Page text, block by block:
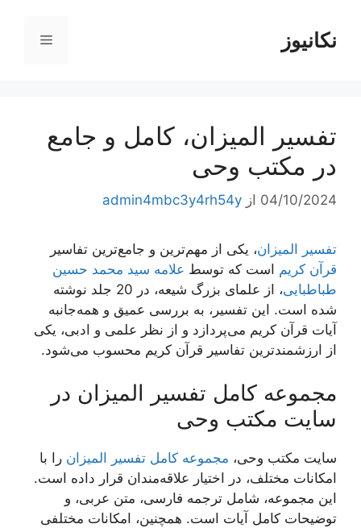
محتوانکانیوز فهرست
تفسیر المیزان، کامل و جامع
در مکتب وحی
04/10/2024 از admin4mbc3y4rh54y
تفسیر المیزان، یکی از مهم‌ترین و جامع‌ترین تفاسیر
قرآن کریم است که توسط علامه سید محمد حسین
طباطبایی
، از علمای بزرگ شیعه، در 20 جلد نوشته
شده است. این تفسیر، به بررسی عمیق و همه‌جانبه
آیات قرآن کریم می‌پردازد و از نظر علمی و ادبی، یکی
از ارزشمندترین تفاسیر قرآن کریم محسوب می‌شود.
مجموعه کامل تفسیر المیزان در
سایت مکتب وحی
سایت مکتب وحی، مجموعه کامل تفسیر المیزان را با
امکانات مختلف، در اختیار علاقه‌مندان قرار داده است.
این مجموعه، شامل ترجمه فارسی، متن عربی، و
توضیحات کامل آیات است. همچنین، امکانات مختلفی